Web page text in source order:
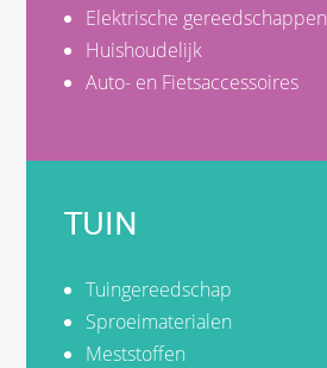
Elektrische gereedschappen
Huishoudelijk
Auto- en Fietsaccessoires
TUIN
Tuingereedschap
Sproeimaterialen
Meststoffen